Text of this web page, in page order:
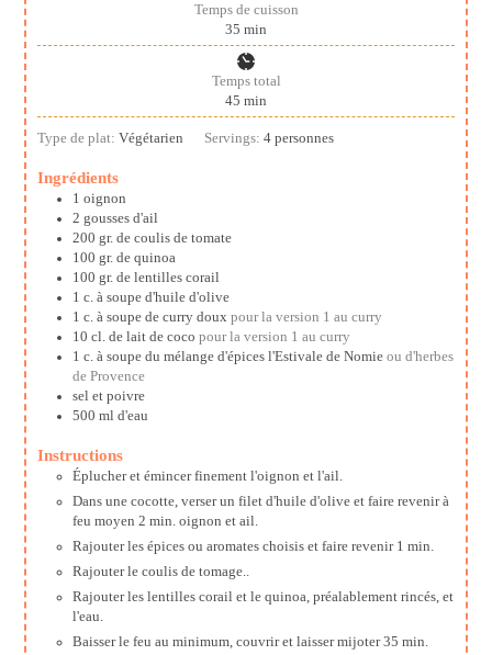
Temps de cuisson
35 minutes
min
Temps total
45 minutes
min
Type de plat:Végétarien Servings: 4 personnes
Ingrédients
1 oignon
2 gousses d'ail
200 gr. de coulis de tomate
100 gr. de quinoa
100 gr. de lentilles corail
1 c. à soupe d'huile d'olive
1 c. à soupe de curry doux pour la version 1 au curry
10 cl. de lait de coco pour la version 1 au curry
1c. à soupe du mélange d'épices l'Estivale de Nomie ou d'herbes
de Provence
sel et poivre
500 ml d'eau
Instructions
Éplucher et émincer finement l'oignon et l'ail.
Dans une cocotte, verser un filet d'huile d'olive et faire revenir à
feu moyen 2 min. oignon et ail.
Rajouter les épices ou aromates choisis et faire revenir 1 min.
Rajouter le coulis de tomage..
Rajouter les lentilles corail et le quinoa, préalablement rincés, et
l'eau.
Baisser le feu au minimum, couvrir et laisser mijoter 35 min.